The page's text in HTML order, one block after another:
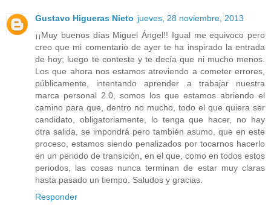
Gustavo Higueras Nieto jueves, 28 noviembre, 2013
¡¡Muy buenos días Miguel Ángel!! Igual me equivoco pero
creo que mi comentario de ayer te ha inspirado la entrada
de hoy; luego te conteste y te decía que ni mucho menos.
Los que ahora nos estamos atreviendo a cometer errores,
públicamente, intentando aprender a trabajar nuestra
marca personal 2.0, somos los que estamos abriendo el
camino para que, dentro no mucho, todo el que quiera ser
candidato, obligatoriamente, lo tenga que hacer, no hay
otra salida, se impondrá pero también asumo, que en este
proceso, estamos siendo penalizados por tocarnos hacerlo
en un periodo de transición, en el que, como en todos estos
periodos, las cosas nunca terminan de estar muy claras
hasta pasado un tiempo. Saludos y gracias.
Responder